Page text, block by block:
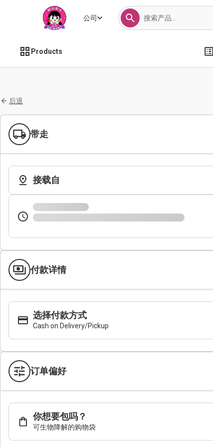
公司
Products
后退
带走
接载自
付款详情
选择付款方式
Cash on Delivery/Pickup
订单偏好
你想要包吗？
可生物降解的购物袋